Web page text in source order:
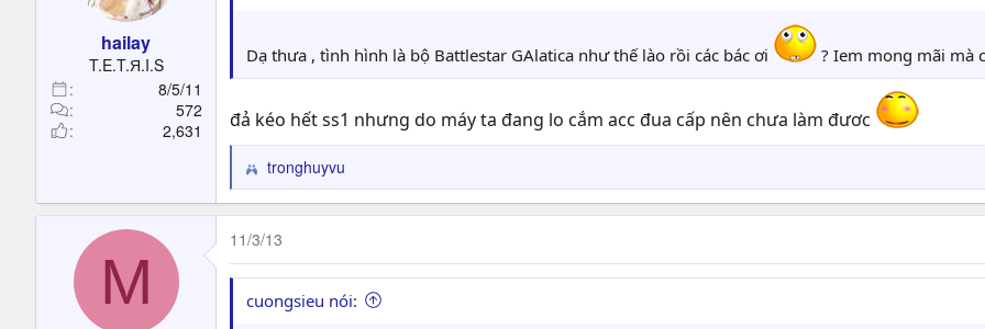
hailay
T.E.T.Я.I.S
8/5/11
572
2,631
Dạ thưa , tình hình là bộ Battlestar GAlatica như thế lào rồi các bác ơi ? Iem mong mãi mà
đả kéo hết ss1 nhưng do máy ta đang lo cắm acc đua cấp nên chưa làm đươc
R
e
a
c
t
i
o
tronghuyvu
M
11/3/13
cuongsieu nói: